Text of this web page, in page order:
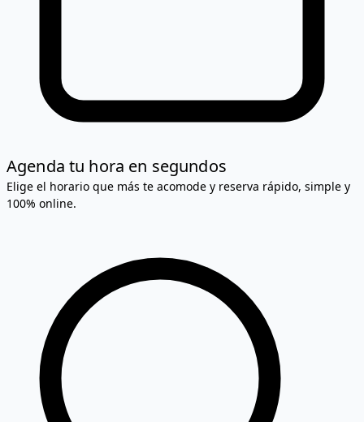
Agenda tu hora en segundos
Elige el horario que más te acomode y reserva rápido, simple y
100% online.